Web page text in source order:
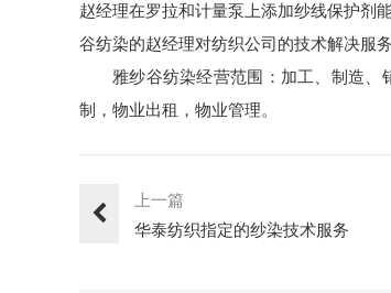
赵经理在罗拉和计量泵上添加纱线保护剂
谷纺染的赵经理对纺织公司的技术解决服
雅纱谷纺染经营范围：加工、制造
制，物业出租，物业管理。
上一篇
华泰纺织指定的纱染技术服务